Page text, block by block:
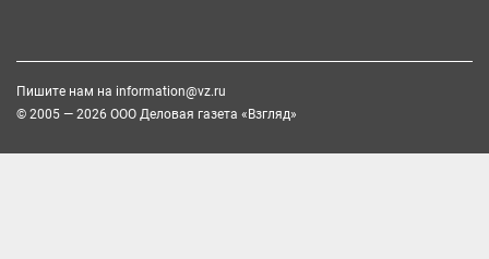
Пишите нам на information@vz.ru
© 2005 — 2026 ООО Деловая газета «Взгляд»